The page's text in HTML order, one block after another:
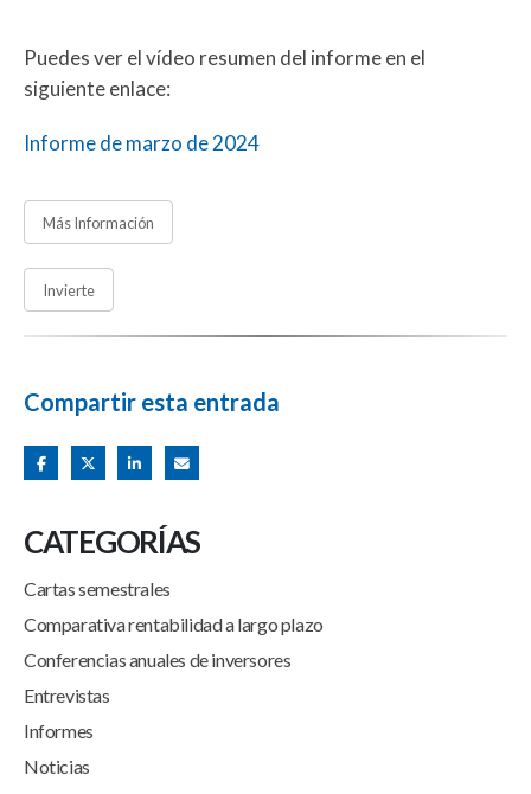
Puedes ver el vídeo resumen del informe en el
siguiente enlace:
Informe de marzo de 2024
Más Información
Invierte
Compartir esta entrada
CATEGORÍAS
Cartas semestrales
Comparativa rentabilidad a largo plazo
Conferencias anuales de inversores
Entrevistas
Informes
Noticias